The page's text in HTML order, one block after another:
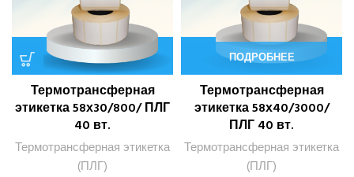
Термотрансферная
этикетка 58х30/800/ ПЛГ
40 вт.
Термотрансферная этикетка
(ПЛГ)
ПОДРОБНЕЕ
Термотрансферная
этикетка 58х40/3000/
ПЛГ 40 вт.
Термотрансферная этикетка
(ПЛГ)